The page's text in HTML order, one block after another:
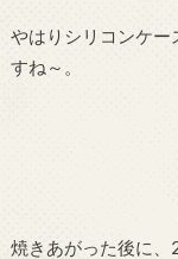
やはりシリコンケー
すね～。
焼きあがった後に、